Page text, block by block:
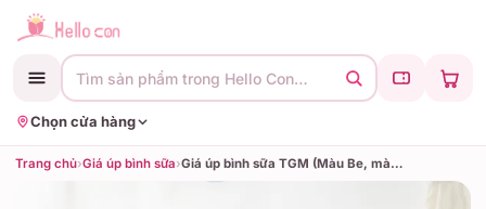
Tìm sản phẩm trong Hello Con…
Chọn cửa hàng
Trang chủ›Giá úp bình sữa› Giá úp bình sữa TGM (Màu Be, màu Trắng, màu Coca, màu Đỏ, màu Hồng)